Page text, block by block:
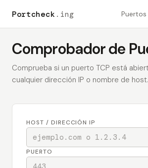
Portcheck .ing
Comprobador de
Comprueba si un puerto TCP está
cualquier dirección IP o nombre de host.
HOST / DIRECCIÓN IP
PUERTO